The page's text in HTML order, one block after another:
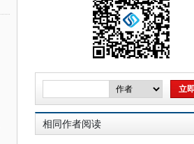
相同作者阅读